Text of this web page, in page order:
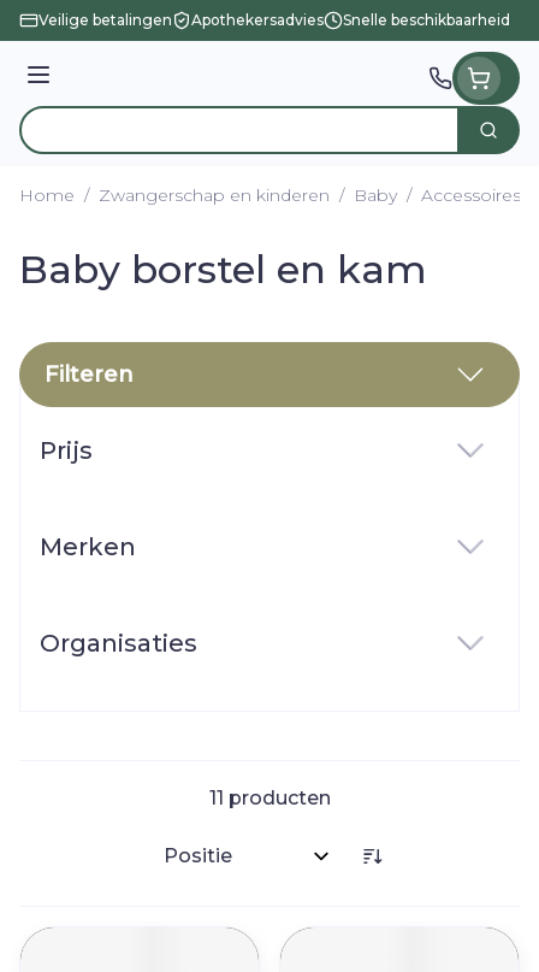
Ga naar de inhoud
Veilige betalingen Apothekersadvies Snelle beschikbaarheid
Menu
Product, merk, categorie... Zoek
Home / Zwangerschap en kinderen / Baby / Accessoires
Baby borstel en kam
Filteren
Prijs
Merken
Organisaties
11 producten
Sorteer op: